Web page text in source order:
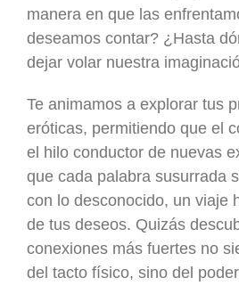
manera en que las
deseamos contar? ¿Hasta
dejar volar nuestra
Te animamos a explorar tus
eróticas, permitiendo que el
el hilo conductor de nuevas
que cada palabra susurrada
con lo desconocido, un viaje
de tus deseos. Quizás
conexiones más fuertes no
del tacto físico, sino del